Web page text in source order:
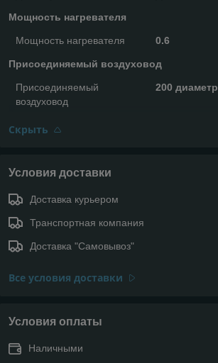
Мощность нагревателя
Мощность нагревателя 0.6
Присоединяемый воздуховод
Присоединяемый
воздуховод
200 диаметр
Скрыть
Условия доставки
Доставка курьером
Транспортная компания
Доставка "Самовывоз"
Все условия доставки
Условия оплаты
Наличными